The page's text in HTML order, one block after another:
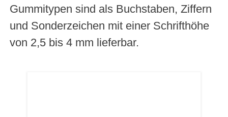
Gummitypen sind als Buchstaben, Ziffern
und Sonderzeichen mit einer Schrifthöhe
von 2,5 bis 4 mm lieferbar.